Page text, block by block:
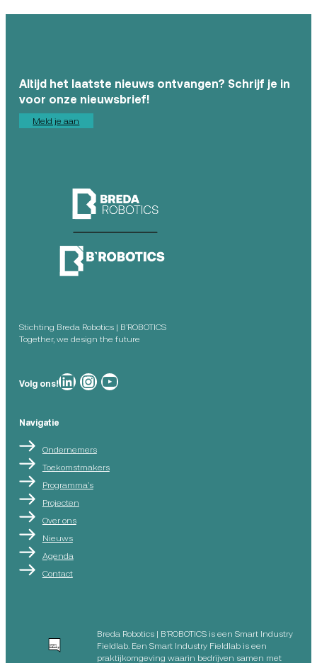
Altijd het laatste nieuws ontvangen? Schrijf je in
voor onze nieuwsbrief!
Meld je aan
Stichting Breda Robotics | B’ROBOTICS
Together, we design the future
Volg ons!Breda Robotics op Breda Robotics op Instagram
Breda Robotics op
Navigatie
Ondernemers
Toekomstmakers
Programma’s
Projecten
Over ons
Nieuws
Agenda
Contact
Breda Robotics | B’ROBOTICS is een Smart Industry
Fieldlab. Een Smart Industry Fieldlab is een
praktijkomgeving waarin bedrijven samen met